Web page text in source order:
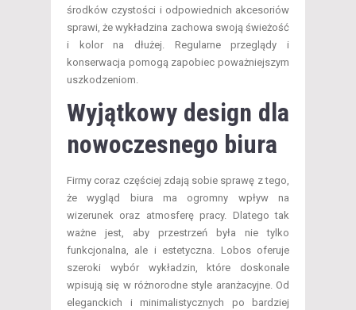
środków czystości i odpowiednich akcesoriów
sprawi, że wykładzina zachowa swoją świeżość
i kolor na dłużej. Regularne przeglądy i
konserwacja pomogą zapobiec poważniejszym
uszkodzeniom.
Wyjątkowy design dla
nowoczesnego biura
Firmy coraz częściej zdają sobie sprawę z tego,
że wygląd biura ma ogromny wpływ na
wizerunek oraz atmosferę pracy. Dlatego tak
ważne jest, aby przestrzeń była nie tylko
funkcjonalna, ale i estetyczna. Lobos oferuje
szeroki wybór wykładzin, które doskonale
wpisują się w różnorodne style aranżacyjne. Od
eleganckich i minimalistycznych po bardziej